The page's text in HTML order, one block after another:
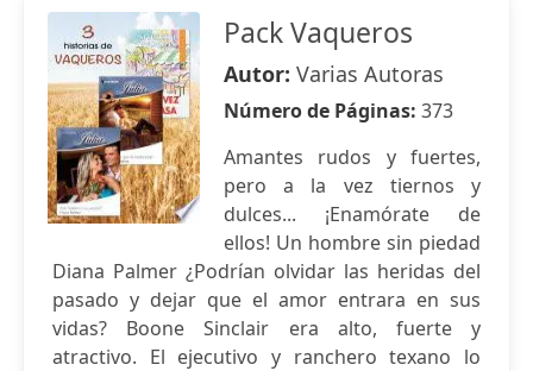
Pack Vaqueros
Autor: Varias Autoras
Número de Páginas: 373
Amantes rudos y fuertes,
pero a la vez tiernos y
dulces... ¡Enamórate de
ellos! Un hombre sin piedad
Diana Palmer ¿Podrían olvidar las heridas del
pasado y dejar que el amor entrara en sus
vidas? Boone Sinclair era alto, fuerte y
atractivo. El ejecutivo y ranchero texano lo